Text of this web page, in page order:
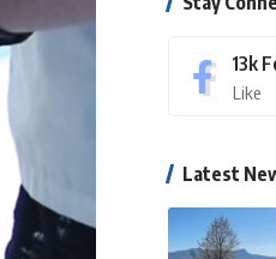
13k
Like
Latest